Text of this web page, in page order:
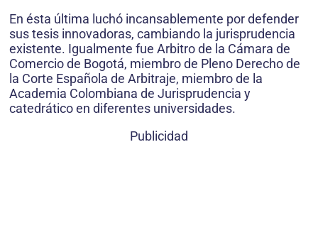
En ésta última luchó incansablemente por defender
sus tesis innovadoras, cambiando la jurisprudencia
existente. Igualmente fue Arbitro de la Cámara de
Comercio de Bogotá, miembro de Pleno Derecho de
la Corte Española de Arbitraje, miembro de la
Academia Colombiana de Jurisprudencia y
catedrático en diferentes universidades.
Publicidad